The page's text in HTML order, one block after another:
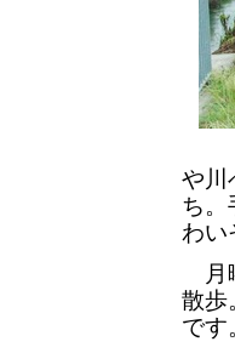
や川
ち。
わい
月
散歩
です